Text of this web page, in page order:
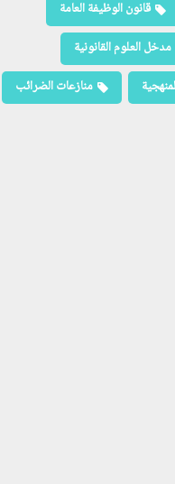
قانون الوظيفة العامة
مدخل العلوم القانونية
منازعات الضرائب